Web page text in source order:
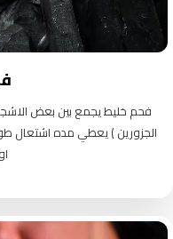
فحم خليط يجمع بين بعض
الجزورين ) يعطي مده اشتعال